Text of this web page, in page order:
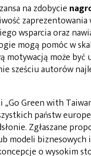
na zdobycie
wsparcia oraz
mogą pomóc w
motywacją może
sześciu autorów
Green with
państw
Zgłaszane
modeli
o wysokim